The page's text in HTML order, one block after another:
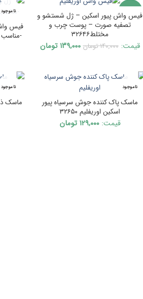
فیس واش پیور اسکین – ژل شستشو و
تصفیه صورت – پوست چرب و
مختلط۳۲۶۴۶
قیمت:۱۴۰,۰۰۰تومان Original
۱۴۰,۰۰۰ تومان.
۱۳۹,۰۰۰ تومانCurrent
۱۳۹,۰۰۰ تومان.
ناموجود
فیس
ناموجود
ماسک پاک کننده جوش سرسیاه پیور
اسکین اوریفلیم ۳۲۶۵۰
قیمت:۱۲۹,۰۰۰ تومان
ناموجود
ماسک